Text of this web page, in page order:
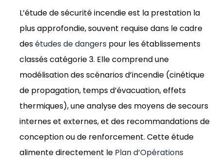
L’étude de sécurité incendie est la prestation la
plus approfondie, souvent requise dans le cadre
desétudes de dangers pour les établissements
classés catégorie 3. Elle comprend une
modélisation des scénarios d’incendie (cinétique
de propagation, temps d’évacuation, effets
thermiques), une analyse des moyens de secours
internes et externes, et des recommandations de
conception ou de renforcement. Cette étude
alimente directement le Plan d’Opérations